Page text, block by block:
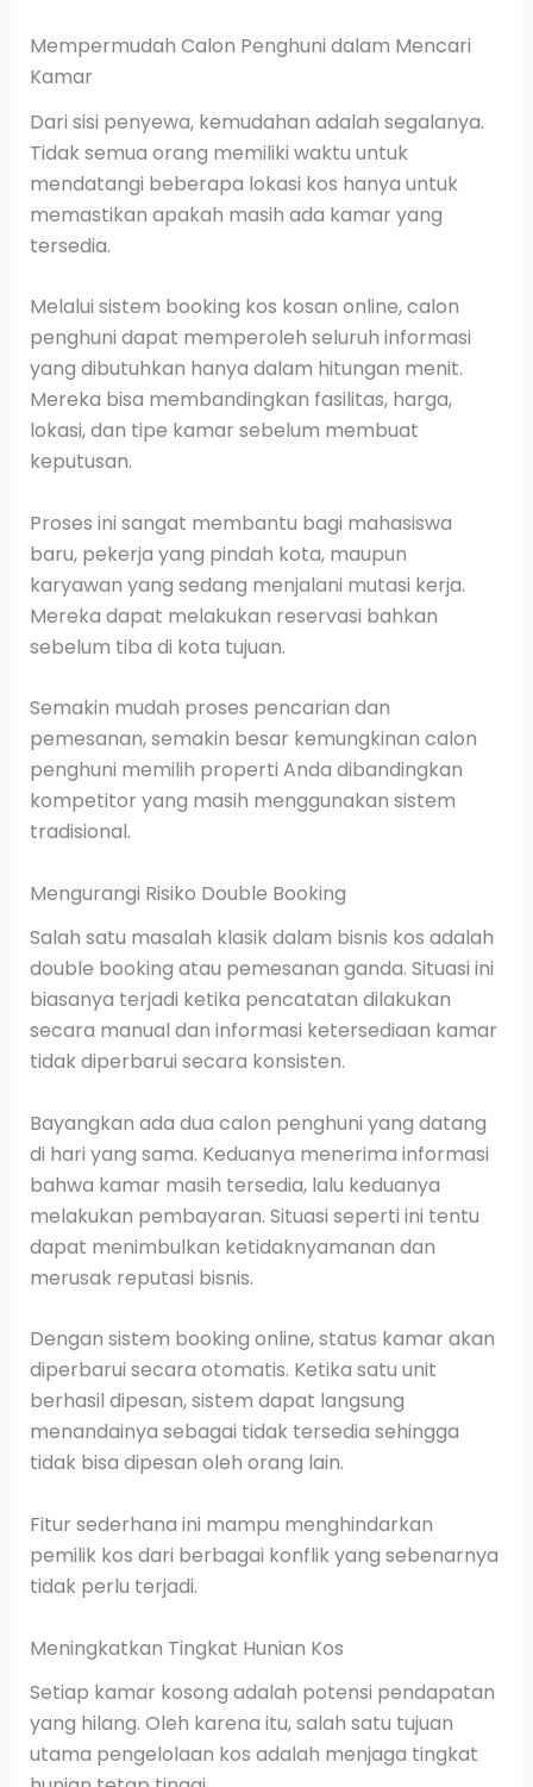
Mempermudah Calon Penghuni dalam Mencari
Kamar
Dari sisi penyewa, kemudahan adalah segalanya.
Tidak semua orang memiliki waktu untuk
mendatangi beberapa lokasi kos hanya untuk
memastikan apakah masih ada kamar yang
tersedia.
Melalui sistem booking kos kosan online, calon
penghuni dapat memperoleh seluruh informasi
yang dibutuhkan hanya dalam hitungan menit.
Mereka bisa membandingkan fasilitas, harga,
lokasi, dan tipe kamar sebelum membuat
keputusan.
Proses ini sangat membantu bagi mahasiswa
baru, pekerja yang pindah kota, maupun
karyawan yang sedang menjalani mutasi kerja.
Mereka dapat melakukan reservasi bahkan
sebelum tiba di kota tujuan.
Semakin mudah proses pencarian dan
pemesanan, semakin besar kemungkinan calon
penghuni memilih properti Anda dibandingkan
kompetitor yang masih menggunakan sistem
tradisional.
Mengurangi Risiko Double Booking
Salah satu masalah klasik dalam bisnis kos adalah
double booking atau pemesanan ganda. Situasi ini
biasanya terjadi ketika pencatatan dilakukan
secara manual dan informasi ketersediaan kamar
tidak diperbarui secara konsisten.
Bayangkan ada dua calon penghuni yang datang
di hari yang sama. Keduanya menerima informasi
bahwa kamar masih tersedia, lalu keduanya
melakukan pembayaran. Situasi seperti ini tentu
dapat menimbulkan ketidaknyamanan dan
merusak reputasi bisnis.
Dengan sistem booking online, status kamar akan
diperbarui secara otomatis. Ketika satu unit
berhasil dipesan, sistem dapat langsung
menandainya sebagai tidak tersedia sehingga
tidak bisa dipesan oleh orang lain.
Fitur sederhana ini mampu menghindarkan
pemilik kos dari berbagai konflik yang sebenarnya
tidak perlu terjadi.
Meningkatkan Tingkat Hunian Kos
Setiap kamar kosong adalah potensi pendapatan
yang hilang. Oleh karena itu, salah satu tujuan
utama pengelolaan kos adalah menjaga tingkat